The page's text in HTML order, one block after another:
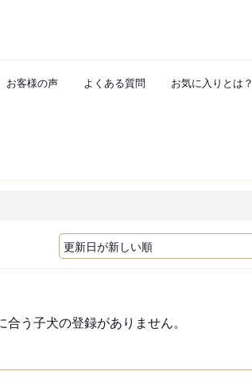
お客様の声 よくある質問 お気に入りとは？
合う子犬の登録がありません。